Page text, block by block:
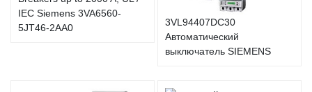
IEC Siemens 3VA6560-
5JT46-2AA0
3VL94407DC30
Автоматический
выключатель SIEMENS